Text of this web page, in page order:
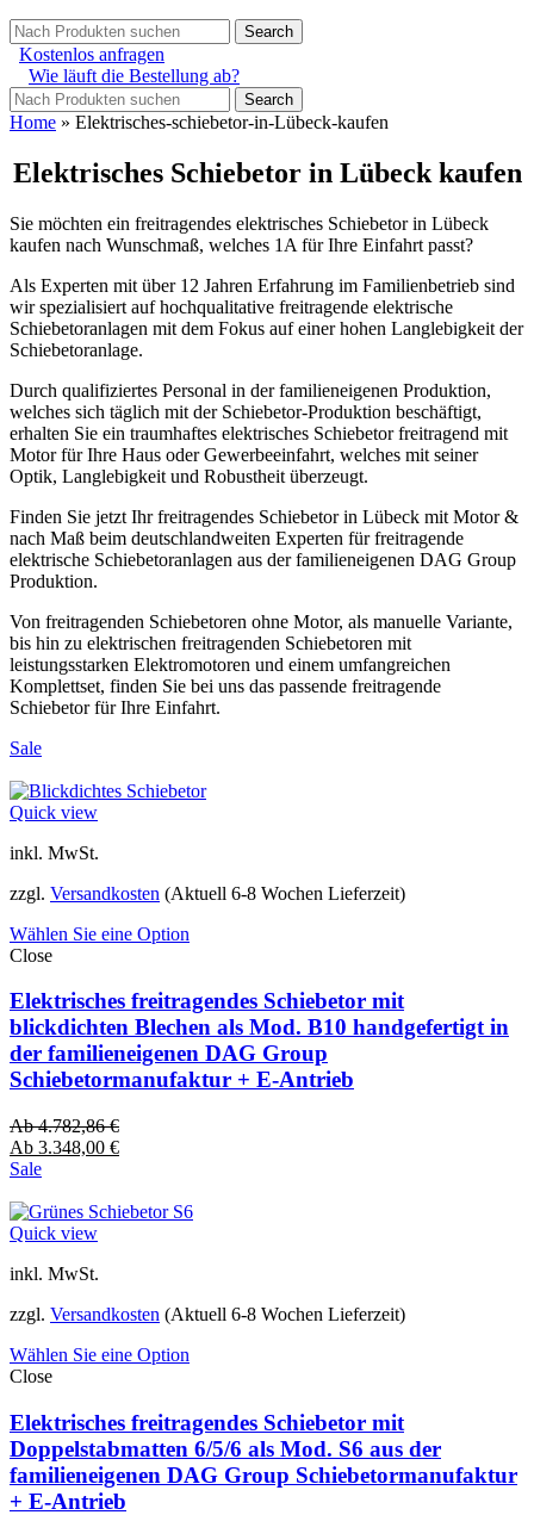
Search
Kostenlos anfragen
Wie läuft die Bestellung ab?
Search
Home » Elektrisches-schiebetor-in-Lübeck-kaufen
Elektrisches Schiebetor in Lübeck kaufen
Sie möchten ein freitragendes elektrisches Schiebetor in Lübeck
kaufen nach Wunschmaß, welches 1A für Ihre Einfahrt passt?
Als Experten mit über 12 Jahren Erfahrung im Familienbetrieb sind
wir spezialisiert auf hochqualitative freitragende elektrische
Schiebetoranlagen mit dem Fokus auf einer hohen Langlebigkeit der
Schiebetoranlage.
Durch qualifiziertes Personal in der familieneigenen Produktion,
welches sich täglich mit der Schiebetor-Produktion beschäftigt,
erhalten Sie ein traumhaftes elektrisches Schiebetor freitragend mit
Motor für Ihre Haus oder Gewerbeeinfahrt, welches mit seiner
Optik, Langlebigkeit und Robustheit überzeugt.
Finden Sie jetzt Ihr freitragendes Schiebetor in Lübeck mit Motor &
nach Maß beim deutschlandweiten Experten für freitragende
elektrische Schiebetoranlagen aus der familieneigenen DAG Group
Produktion.
Von freitragenden Schiebetoren ohne Motor, als manuelle Variante,
bis hin zu elektrischen freitragenden Schiebetoren mit
leistungsstarken Elektromotoren und einem umfangreichen
Komplettset, finden Sie bei uns das passende freitragende
Schiebetor für Ihre Einfahrt.
Sale
Quick view
inkl. MwSt.
zzgl. Versandkosten (Aktuell 6-8 Wochen Lieferzeit)
Wählen Sie eine Option
Close
Elektrisches freitragendes Schiebetor mit
blickdichten Blechen als Mod. B10 handgefertigt in
der familieneigenen DAG Group
Schiebetormanufaktur + E-Antrieb
Ab4.782,86€
Ab 3.348,00 €
Sale
Quick view
inkl. MwSt.
zzgl. Versandkosten (Aktuell 6-8 Wochen Lieferzeit)
Wählen Sie eine Option
Close
Elektrisches freitragendes Schiebetor mit
Doppelstabmatten 6/5/6 als Mod. S6 aus der
familieneigenen DAG Group Schiebetormanufaktur
+ E-Antrieb